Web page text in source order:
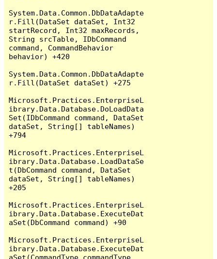
System.Data.Common.DbDataAdapte
r.Fill(DataSet dataSet, Int32
startRecord, Int32 maxRecords,
String srcTable, IDbCommand
command, CommandBehavior
behavior) +420
System.Data.Common.DbDataAdapte
r.Fill(DataSet dataSet) +275
Microsoft.Practices.EnterpriseL
ibrary.Data.Database.DoLoadData
Set(IDbCommand command, DataSet
dataSet, String[] tableNames)
+794
Microsoft.Practices.EnterpriseL
ibrary.Data.Database.LoadDataSe
t(DbCommand command, DataSet
dataSet, String[] tableNames)
+205
Microsoft.Practices.EnterpriseL
ibrary.Data.Database.ExecuteDat
aSet(DbCommand command) +90
Microsoft.Practices.EnterpriseL
ibrary.Data.Database.ExecuteDat
aSet(CommandType commandType,